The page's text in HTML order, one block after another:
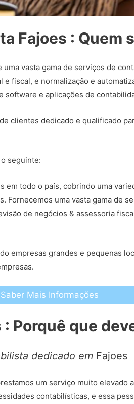
Fajoes : Quem
vasta gama de serviços de
fiscal, e normalização e
e aplicações de
clientes dedicado e qualificado
seguinte:
todo o país, cobrindo uma
uma vasta gama de
de negócios & assessoria
empresas grandes e pequenas
Saber Mais Informações
Porquê que
dedicado em Fajoes
um serviço muito elevado
contabilísticas, e essa